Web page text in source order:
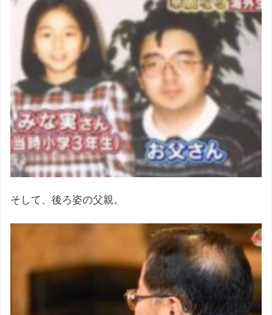
そして、後ろ姿の父親。